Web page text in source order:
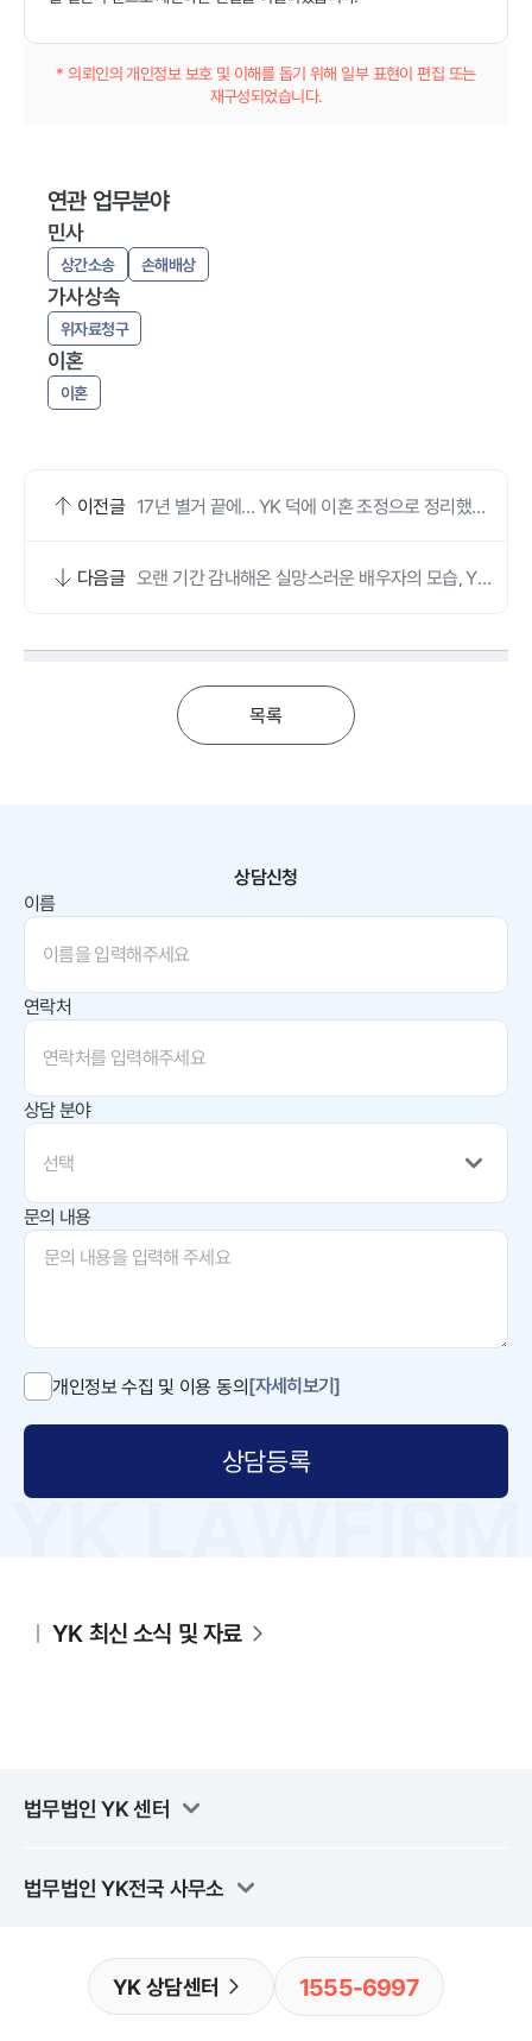
* 의뢰인의 개인정보 보호 및 이해를 돕기 위해 일부 표현이 편집 또는
재구성되었습니다.
연관 업무분야
민사
상간소송 손해배상
가사상속
위자료청구
이혼
이혼
이전글 17년 별거 끝에… YK 덕에 이혼 조정으로 정리했어
다음글 오랜 기간 감내해온 실망스러운 배우자의 모습, YK
목록
상담신청
이름
연락처
상담 분야
선택
문의 내용
개인정보 수집 및 이용 동의[자세히보기]
상담등록
YK 최신 소식 및 자료
법무법인 YK센터
법무법인 YK전국 사무소
YK 상담센터 1555-6997